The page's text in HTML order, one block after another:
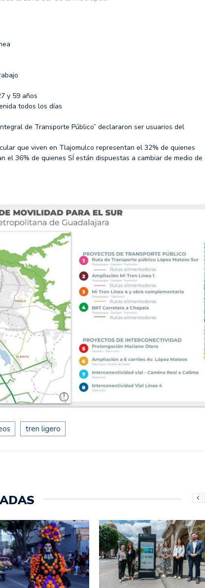
y 59 años
todos los días
de Transporte Público” declararon ser usuarios del
que viven en Tlajomulco representan el 32% de quienes
el 36% de quienes SÍ están dispuestas a cambiar de medio de
tren ligero